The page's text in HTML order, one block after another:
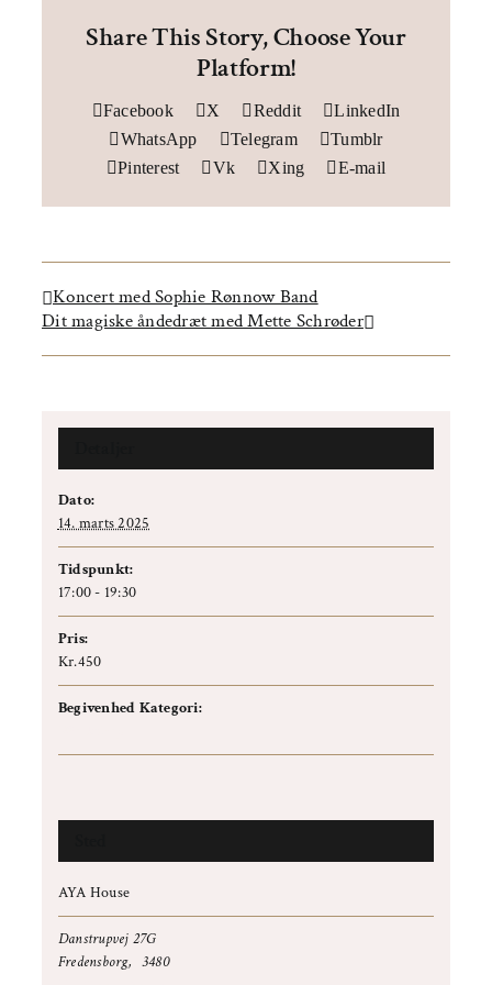
Share This Story, Choose Your
Platform!
Facebook X Reddit
LinkedIn
WhatsApp
Telegram
Tumblr
Pinterest
Vk Xing E-mail
Koncert med Sophie Rønnow Band
Dit magiske åndedræt med Mette Schrøder
Dato:
14. marts 2025
Tidspunkt:
17:00 - 19:30
Pris:
Kr.450
Begivenhed Kategori:
AYA House
Danstrupvej 27G
Fredensborg, 3480